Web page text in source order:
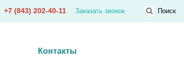
Поиск
+7 (843) 202-40-11 Заказать звонок
Контакты